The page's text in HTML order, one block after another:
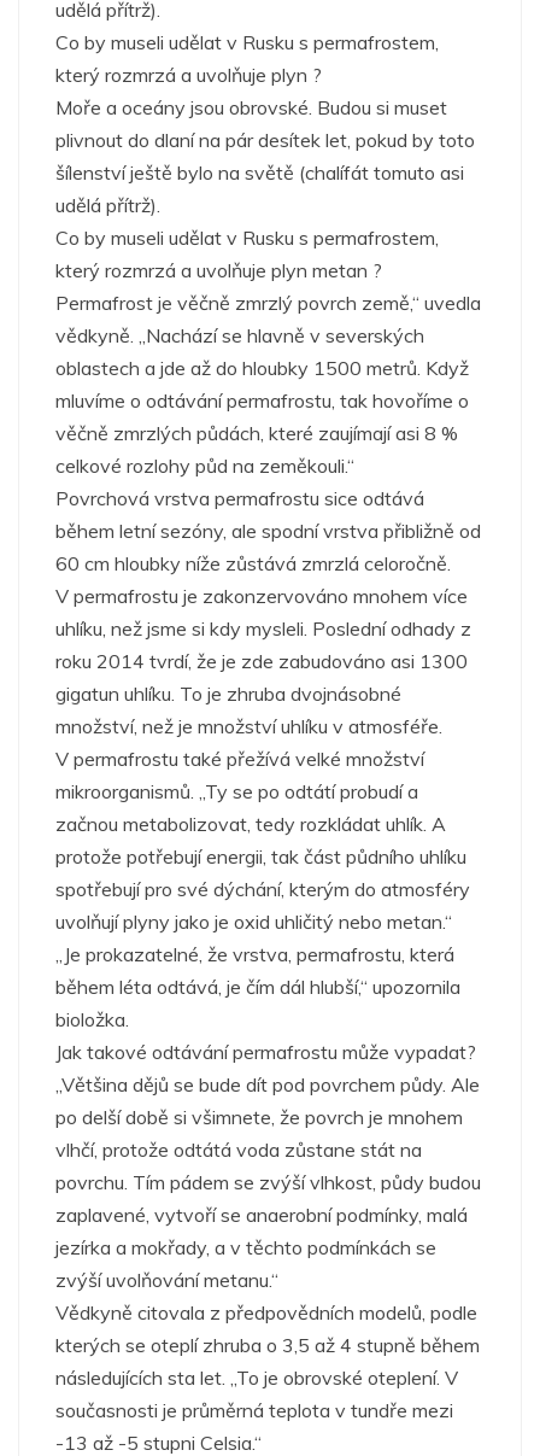
udělá přítrž).
Co by museli udělat v Rusku s permafrostem,
který rozmrzá a uvolňuje plyn ?
Moře a oceány jsou obrovské. Budou si muset
plivnout do dlaní na pár desítek let, pokud by toto
šílenství ještě bylo na světě (chalífát tomuto asi
udělá přítrž).
Co by museli udělat v Rusku s permafrostem,
který rozmrzá a uvolňuje plyn metan ?
Permafrost je věčně zmrzlý povrch země,“ uvedla
vědkyně. „Nachází se hlavně v severských
oblastech a jde až do hloubky 1500 metrů. Když
mluvíme o odtávání permafrostu, tak hovoříme o
věčně zmrzlých půdách, které zaujímají asi 8 %
celkové rozlohy půd na zeměkouli.“
Povrchová vrstva permafrostu sice odtává
během letní sezóny, ale spodní vrstva přibližně od
60 cm hloubky níže zůstává zmrzlá celoročně.
V permafrostu je zakonzervováno mnohem více
uhlíku, než jsme si kdy mysleli. Poslední odhady z
roku 2014 tvrdí, že je zde zabudováno asi 1300
gigatun uhlíku. To je zhruba dvojnásobné
množství, než je množství uhlíku v atmosféře.
V permafrostu také přežívá velké množství
mikroorganismů. „Ty se po odtátí probudí a
začnou metabolizovat, tedy rozkládat uhlík. A
protože potřebují energii, tak část půdního uhlíku
spotřebují pro své dýchání, kterým do atmosféry
uvolňují plyny jako je oxid uhličitý nebo metan.“
„Je prokazatelné, že vrstva, permafrostu, která
během léta odtává, je čím dál hlubší,“ upozornila
bioložka.
Jak takové odtávání permafrostu může vypadat?
„Většina dějů se bude dít pod povrchem půdy. Ale
po delší době si všimnete, že povrch je mnohem
vlhčí, protože odtátá voda zůstane stát na
povrchu. Tím pádem se zvýší vlhkost, půdy budou
zaplavené, vytvoří se anaerobní podmínky, malá
jezírka a mokřady, a v těchto podmínkách se
zvýší uvolňování metanu.“
Vědkyně citovala z předpovědních modelů, podle
kterých se oteplí zhruba o 3,5 až 4 stupně během
následujících sta let. „To je obrovské oteplení. V
současnosti je průměrná teplota v tundře mezi
-13 až -5 stupni Celsia.“